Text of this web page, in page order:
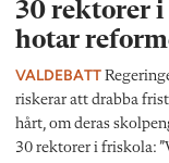
30 rektorer i
hotar
VALDEBATT
riskerar att drabba
hårt, om deras
30 rektorer i friskola: